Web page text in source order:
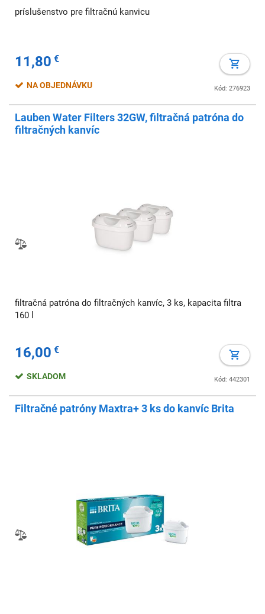
príslušenstvo pre filtračnú kanvicu
11,80 €
Kód: 276923
NA OBJEDNÁVKU
Lauben Water Filters 32GW, filtračná patróna do
filtračných kanvíc
filtračná patróna do filtračných kanvíc, 3 ks, kapacita filtra
160 l
16,00 €
Kód: 442301
SKLADOM
Filtračné patróny Maxtra+ 3 ks do kanvíc Brita